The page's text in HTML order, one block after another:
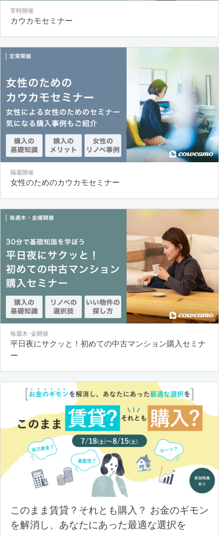
常時開催
カウカモセミナー
隔週開催
女性のためのカウカモセミナー
毎週木･金開催
平日夜にサクッと！初めての中古マンション購入セミナ
ー
このまま賃貸？それとも購入？ お金のギモン
を解消し、あなたにあった最適な選択を